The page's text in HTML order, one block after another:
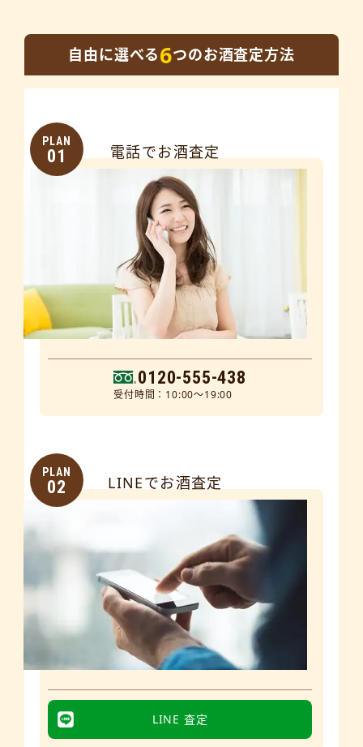
自由に選べる6つのお酒査定方法
PLAN
01 電話でお酒査定
0120-555-438
受付時間：10:00～19:00
PLAN
02 LINEでお酒査定
LINE 査定